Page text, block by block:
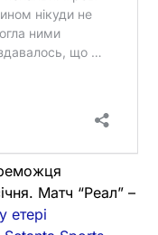
Матч “Реал” –
етері